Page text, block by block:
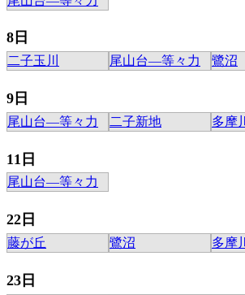
8日
二子玉川 尾山台―等々力 鷺沼
9日
尾山台―等々力 二子新地 多摩川
11日
尾山台―等々力
22日
藤が丘 鷺沼 多摩川
23日